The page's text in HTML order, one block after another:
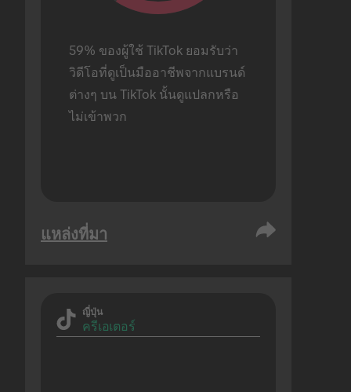
59% ของผู้ใช้ TikTok ยอมรับว่า
วิดีโอที่ดูเป็นมืออาชีพจากแบรนด์
ต่างๆ บน TikTok นั้นดูแปลกหรือ
ไม่เข้าพวก
แหล่งที่มา
ญี่ปุ่น
ครีเอเตอร์